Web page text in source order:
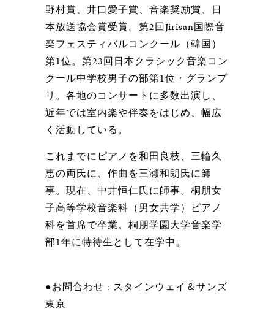
野村賞、井口愛子賞、音楽奨励賞、日
本放送協会賞受賞。第2回Jirisan国際音
楽フェスティバルコンクール（韓国）
第1位。第23回日本クラシック音楽コン
クール中学校男子の部第1位・グランプ
リ。各地のコンサートに多数出演し、
近年では室内楽や伴奏をはじめ、幅広
く活動している。
これまでにピアノを和田良枝、三輪久
恵の両氏に、作曲を三瀬和朗氏に師
事。現在、中井恒仁氏に師事。桐朋女
子高等学校音楽科（男女共学）ピアノ
科を首席で卒業。桐朋学園大学音楽学
部1年に特待生として在学中。
●お問合わせ : スタインウェイ＆サンズ
東京